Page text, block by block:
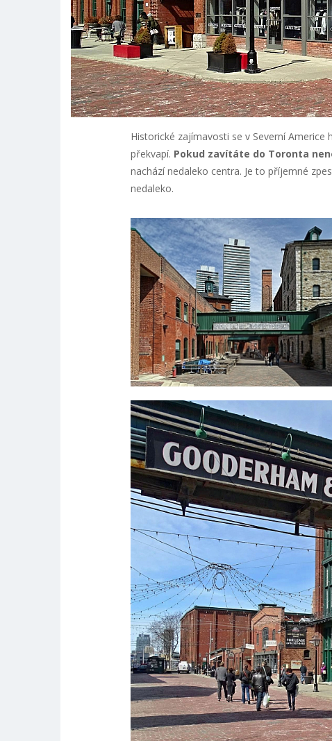
Historické zajímavosti se v Severní
překvapí. Pokud zavítáte do Toronta
nachází nedaleko centra. Je to příjemné
nedaleko.